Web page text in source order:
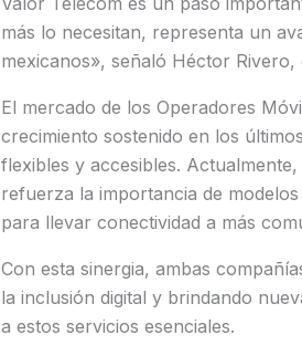
más lo necesitan, representa un
mexicanos», señaló Héctor
El mercado de los Operadores
crecimiento sostenido en los
flexibles y accesibles.
refuerza la importancia de
para llevar conectividad a más
Con esta sinergia, ambas
la inclusión digital y brindando
a estos servicios esenciales.